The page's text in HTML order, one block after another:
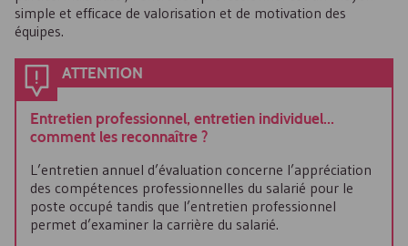
simple et efficace de valorisation et de motivation des
équipes.
ATTENTION
Entretien professionnel, entretien individuel…
comment les reconnaître ?
L’entretien annuel d’évaluation concerne l’appréciation
des compétences professionnelles du salarié pour le
poste occupé tandis que l’entretien professionnel
permet d’examiner la carrière du salarié.